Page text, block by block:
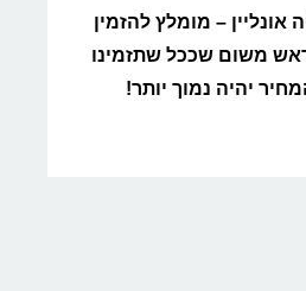
אונליין – מומלץ להזמין
משום שככל שתזמינו
יהיה נמוך יותר!